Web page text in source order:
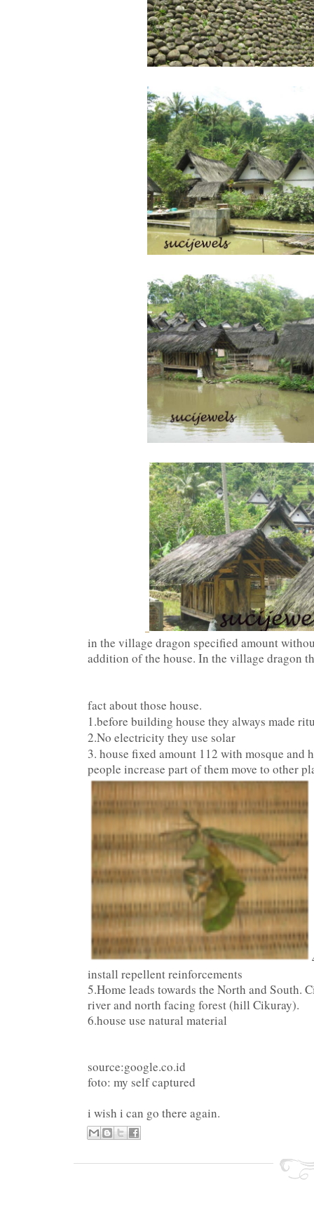
in the village dragon specified amount
addition ofthe house. In the village dragon
fact about those house.
1.before building house they always made
2.No electricity they use solar
3. house fixed amount 112 with mosque and
people increase part of them move to other
install repellent reinforcements
5.Home leads towards the North and South.
river and north facing forest (hill Cikuray).
6.house use natural material
source:google.co.id
foto: my self captured
i wish i can go there again.